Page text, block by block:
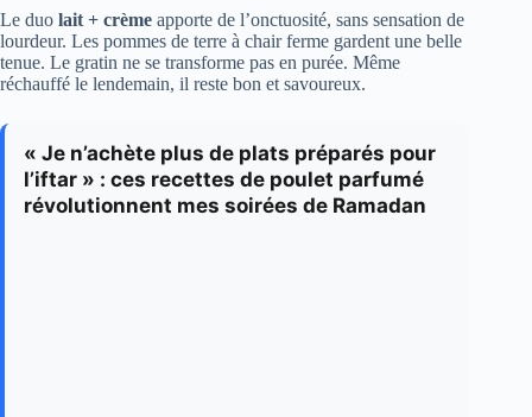
Le duo lait + crème apporte de l’onctuosité, sans sensation de
lourdeur. Les pommes de terre à chair ferme gardent une belle
tenue. Le gratin ne se transforme pas en purée. Même
réchauffé le lendemain, il reste bon et savoureux.
« Je n’achète plus de plats préparés pour
l’iftar » : ces recettes de poulet parfumé
révolutionnent mes soirées de Ramadan